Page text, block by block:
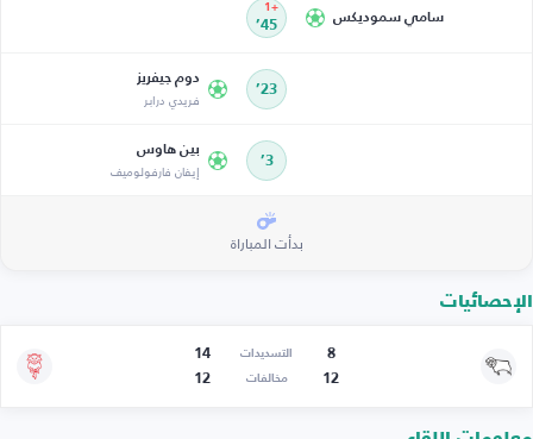
سامي سموديكس 45’
+1
23’
دوم جيفريز
فريدي درابر
3’
بين هاوس
إيفان فارفولوميف
بدأت المباراة
الإحصائيات
8 التسديدات
14
12
مخالفات 12